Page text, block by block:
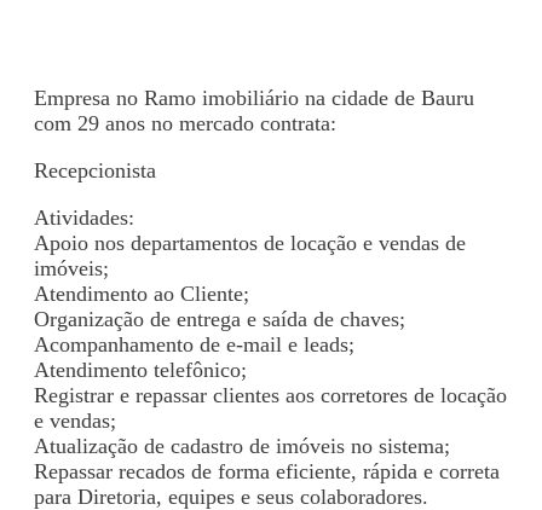
Empresa no Ramo imobiliário na cidade de Bauru
com 29 anos no mercado contrata:
Recepcionista
Atividades:
Apoio nos departamentos de locação e vendas de
imóveis;
Atendimento ao Cliente;
Organização de entrega e saída de chaves;
Acompanhamento de e-mail e leads;
Atendimento telefônico;
Registrar e repassar clientes aos corretores de locação
e vendas;
Atualização de cadastro de imóveis no sistema;
Repassar recados de forma eficiente, rápida e correta
para Diretoria, equipes e seus colaboradores.